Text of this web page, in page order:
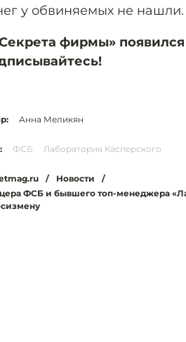
у обвиняемых не нашли.
фирмы» появился
Анна Меликян
ФСБ Лаборатория Касперского
/ Новости
/
ФСБ и бывшего топ-менеджера